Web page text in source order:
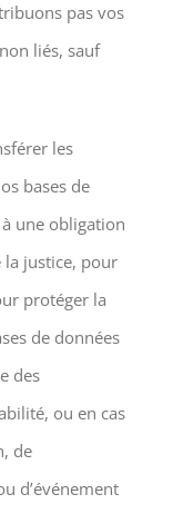
pas vos
liés, sauf
les
bases de
une obligation
la justice, pour
protéger la
de données
des
ou en cas
de
d’événement